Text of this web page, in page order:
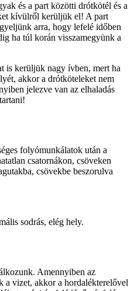
és a part közötti drótkötél és a
kívülről kerüljük el! A part
arra, hogy lefelé időben
ha túl korán visszamegyünk a
is kerüljük nagy ívben, mert ha
akkor a drótköteleket nem
jelezve van az elhaladás
folyómunkálatok után a
csatornákon, csöveken
csövekbe beszorulva
sodrás, elég hely.
Amennyiben az
a vizet, akkor a hordalékterelővel